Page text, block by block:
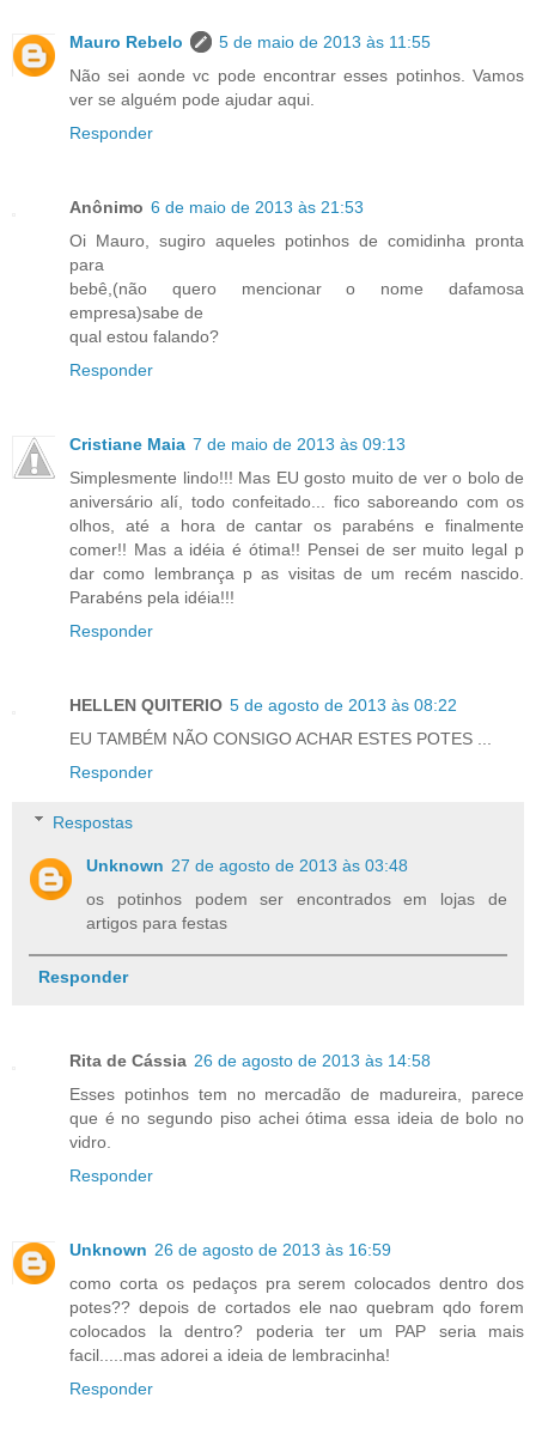
Mauro Rebelo
5 de maio de 2013 às 11:55
Não sei aonde vc pode encontrar esses potinhos. Vamos
ver se alguém pode ajudar aqui.
Responder
Anônimo 6 de maio de 2013 às 21:53
Oi Mauro, sugiro aqueles potinhos de comidinha pronta
para
bebê,(não quero mencionar o nome dafamosa
empresa)sabe de
qual estou falando?
Responder
Cristiane Maia 7 de maio de 2013 às 09:13
Simplesmente lindo!!! Mas EU gosto muito de ver o bolo de
aniversário alí, todo confeitado... fico saboreando com os
olhos, até a hora de cantar os parabéns e finalmente
comer!! Mas a idéia é ótima!! Pensei de ser muito legal p
dar como lembrança p as visitas de um recém nascido.
Parabéns pela idéia!!!
Responder
HELLEN QUITERIO 5 de agosto de 2013 às 08:22
EU TAMBÉM NÃO CONSIGO ACHAR ESTES POTES ...
Responder
Respostas
Unknown 27 de agosto de 2013 às 03:48
os potinhos podem ser encontrados em lojas de
artigos para festas
Responder
Rita de Cássia 26 de agosto de 2013 às 14:58
Esses potinhos tem no mercadão de madureira, parece
que é no segundo piso achei ótima essa ideia de bolo no
vidro.
Responder
Unknown 26 de agosto de 2013 às 16:59
como corta os pedaços pra serem colocados dentro dos
potes?? depois de cortados ele nao quebram qdo forem
colocados la dentro? poderia ter um PAP seria mais
facil.....mas adorei a ideia de lembracinha!
Responder